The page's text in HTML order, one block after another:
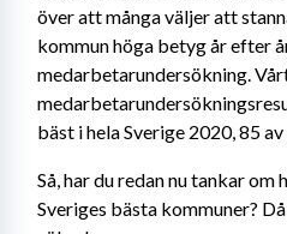
över att många väljer att
kommun höga betyg år efter
medarbetarundersökning.
bäst i hela Sverige 2020, 85
Så, har du redan nu tankar om
Sveriges bästa kommuner?